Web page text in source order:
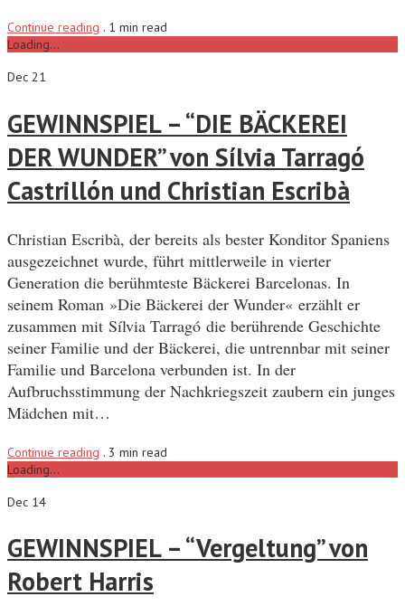
Continue reading . 1 min read
Loading...
Dec 21
GEWINNSPIEL – “DIE BÄCKEREI
DER WUNDER” von Sílvia Tarragó
Castrillón und Christian Escribà
Christian Escribà, der bereits als bester Konditor Spaniens
ausgezeichnet wurde, führt mittlerweile in vierter
Generation die berühmteste Bäckerei Barcelonas. In
seinem Roman »Die Bäckerei der Wunder« erzählt er
zusammen mit Sílvia Tarragó die berührende Geschichte
seiner Familie und der Bäckerei, die untrennbar mit seiner
Familie und Barcelona verbunden ist. In der
Aufbruchsstimmung der Nachkriegszeit zaubern ein junges
Mädchen mit…
Continue reading . 3 min read
Loading...
Dec 14
GEWINNSPIEL – “Vergeltung” von
Robert Harris